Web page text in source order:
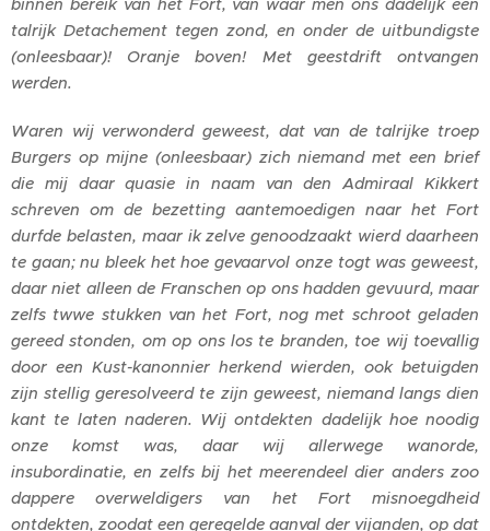
binnen bereik van het Fort, van waar men ons dadelijk een
talrijk Detachement tegen zond, en onder de uitbundigste
(onleesbaar)! Oranje boven! Met geestdrift ontvangen
werden.
Waren wij verwonderd geweest, dat van de talrijke troep
Burgers op mijne (onleesbaar) zich niemand met een brief
die mij daar quasie in naam van den Admiraal Kikkert
schreven om de bezetting aantemoedigen naar het Fort
durfde belasten, maar ik zelve genoodzaakt wierd daarheen
te gaan; nu bleek het hoe gevaarvol onze togt was geweest,
daar niet alleen de Franschen op ons hadden gevuurd, maar
zelfs twwe stukken van het Fort, nog met schroot geladen
gereed stonden, om op ons los te branden, toe wij toevallig
door een Kust-kanonnier herkend wierden, ook betuigden
zijn stellig geresolveerd te zijn geweest, niemand langs dien
kant te laten naderen. Wij ontdekten dadelijk hoe noodig
onze komst was, daar wij allerwege wanorde,
insubordinatie, en zelfs bij het meerendeel dier anders zoo
dappere overweldigers van het Fort misnoegdheid
ontdekten, zoodat een geregelde aanval der vijanden, op dat